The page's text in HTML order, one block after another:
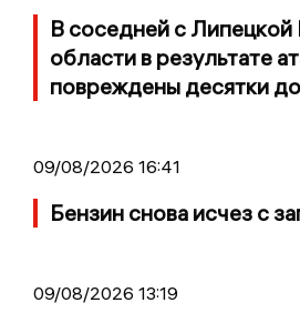
В соседней с
области в результате
повреждены десятки
09/08/2026 16:41
Бензин снова исчез с
09/08/2026 13:19